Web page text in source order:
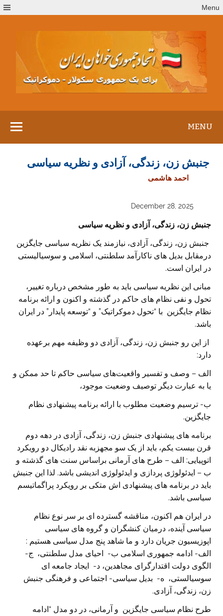
to
Menu
MENU
جنبش زن، زندگی، آزادی و نظریه سیاسی
احمد هاشمی
December 28, 2025
جنبش زن، زندگی، آزادی و نظریه سیاسی
جنبش زن، زندگی، آزادی، نیازمند یک نظریه سیاسی جایگزین
درمقابل بدیل های ناکارآمد سلطنتی، اسلامی و سوسیالیستی
در ایران است.
مبانی این نظریه سیاسی باید به طور مشخص درباره تغییر،
تحول و نفی نظام های حاکم در گذشته و اکنون و ارائه برنامه
نظام جایگزین با “تحول دموکراتیک” و “توسعه پایدار” در ایران
باشد.
از این رو جنبش زن، زندگی، آزادی دو وظیفه مهم برعهده
دارد:
الف – وصف و تفسیر واقعیت‌های سیاسی حاکم تا حد ممکن و
یا به عبارت دیگر توصیف وضعیت موجود،
ب- ترسیم وضعیت مطلوب با ارائه برنامه پیشنهادی نظام
جایگزین.
برنامه های پیشنهادی جنبش زن، زندگی، آزادی در دهه دوم
قرن بیست یکم، باید از یک سو مجهزبه نقد رادیکال دو رویکرد
اتوپیایی: الف – طرح های آرمانی براساس سنت های گذشته و
ب – ایدئولوژی پردازی و ایدئولوژی اندیشی باشد. لذا این جنبش
باید در برنامه های پیشنهادی اش متکی بر رویکرد پراگماتیسم
سیاسی باشد.
در ایران هم اکنون، مناقشه گسترده ای بر سر نوع نظام
سیاسی آینده، درمیان کنشگران و گروه های سیاسی
اپوزیسیون جریان دارد و ما شاهد پنج مدل سیاسی هستیم :
الف- ادامه جمهوری اسلامی ب- احیای مدل سلطنتی، ج-
الگوی دولت اقتدارگرای مجاهدین، د- ایجاد جامعه ای
سوسیالستی، ه- بدیل سیاسی- اجتماعی و فرهنگی جنبش
زن، زندگی، آزادی.
طرح نظام سیاسی جایگزین و آرمانی، در دو مدل “ادامه